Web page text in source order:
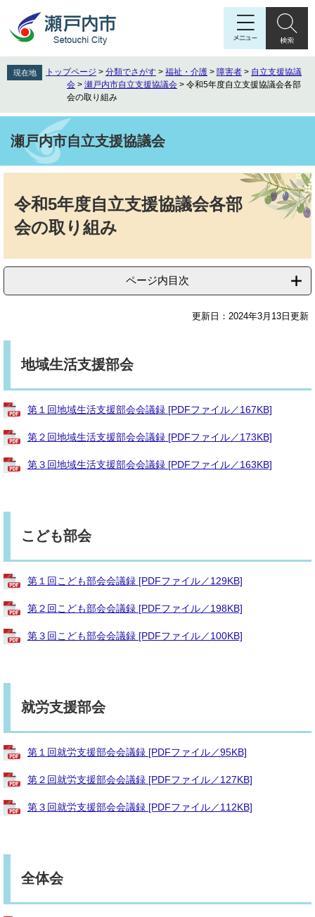
先
頭
す
を
飛
し
現在地 トップページ > 分類でさがす > 福祉・介護 > 障害者 > 自立支援協議
会 > 瀬戸内市自立支援協議会 > 令和5年度自立支援協議会各部
会の取り組み
瀬戸内市自立支援協議会
令和5年度自立支援協議会各部
会の取り組み
ページ内目次
更新日：2024年3月13日更新
地域生活支援部会
第１回地域生活支援部会会議録 [PDFファイル／167KB]
第２回地域生活支援部会会議録 [PDFファイル／173KB]
第３回地域生活支援部会会議録 [PDFファイル／163KB]
こども部会
第１回こども部会会議録 [PDFファイル／129KB]
第２回こども部会会議録 [PDFファイル／198KB]
第３回こども部会会議録 [PDFファイル／100KB]
就労支援部会
第１回就労支援部会会議録 [PDFファイル／95KB]
第２回就労支援部会会議録 [PDFファイル／127KB]
第３回就労支援部会会議録 [PDFファイル／112KB]
全体会